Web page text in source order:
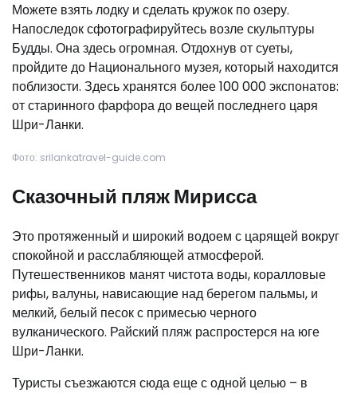
Можете взять лодку и сделать кружок по озеру.
Напоследок сфотографируйтесь возле скульптуры
Будды. Она здесь огромная. Отдохнув от суеты,
пройдите до Национального музея, который находится
поблизости. Здесь хранятся более 100 000 экспонатов:
от старинного фарфора до вещей последнего царя
Шри-Ланки.
Фото: srilankatravel-guide.com
Сказочный пляж Мирисса
Это протяженный и широкий водоем с царящей вокруг
спокойной и расслабляющей атмосферой.
Путешественников манят чистота воды, коралловые
рифы, валуны, нависающие над берегом пальмы, и
мелкий, белый песок с примесью черного
вулканического. Райский пляж распростерся на юге
Шри-Ланки.
Туристы съезжаются сюда еще с одной целью – в